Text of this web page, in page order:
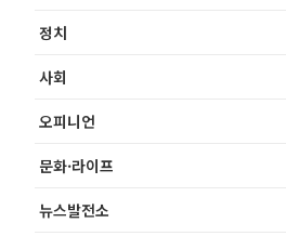
정치
사회
오피니언
문화·라이프
뉴스발전소